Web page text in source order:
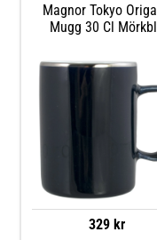
Magnor Tokyo
Mugg 30 Cl
329 kr